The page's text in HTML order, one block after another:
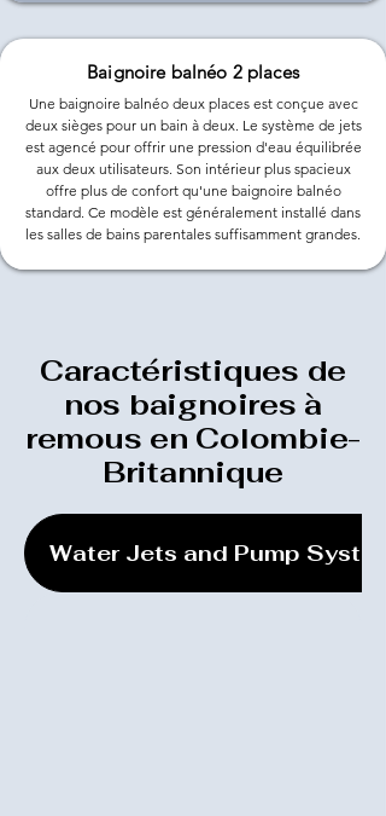
Baignoire balnéo 2 places
Une baignoire balnéo deux places est conçue avec
deux sièges pour un bain à deux. Le système de jets
est agencé pour offrir une pression d'eau équilibrée
aux deux utilisateurs. Son intérieur plus spacieux
offre plus de confort qu'une baignoire balnéo
standard. Ce modèle est généralement installé dans
les salles de bains parentales suffisamment grandes.
Caractéristiques de
nos baignoires à
remous en Colombie-
Britannique
Water Jets and Pump System